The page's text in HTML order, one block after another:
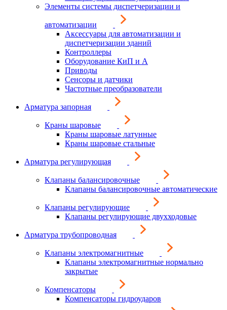
Элементы системы диспетчеризации и
автоматизации
Аксессуары для автоматизации и
диспетчеризации зданий
Контроллеры
Оборудование КиП и А
Приводы
Сенсоры и датчики
Частотные преобразователи
Арматура запорная
Краны шаровые
Краны шаровые латунные
Краны шаровые стальные
Арматура регулирующая
Клапаны балансировочные
Клапаны балансировочные автоматические
Клапаны регулирующие
Клапаны регулирующие двухходовые
Арматура трубопроводная
Клапаны электромагнитные
Клапаны электромагнитные нормально
закрытые
Компенсаторы
Компенсаторы гидроударов